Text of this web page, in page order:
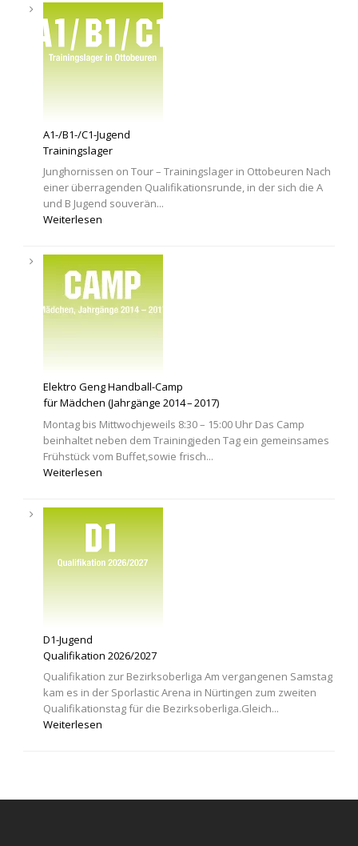
A1-/B1-/C1-Jugend
Trainingslager
Junghornissen on Tour – Trainingslager in Ottobeuren Nach
einer überragenden Qualifikationsrunde, in der sich die A
und B Jugend souverän...
Weiterlesen
Elektro Geng Handball-Camp
für Mädchen (Jahrgänge 2014 – 2017)
Montag bis Mittwochjeweils 8:30 – 15:00 Uhr Das Camp
beinhaltet neben dem Trainingjeden Tag ein gemeinsames
Frühstück vom Buffet,sowie frisch...
Weiterlesen
D1-Jugend
Qualifikation 2026/2027
Qualifikation zur Bezirksoberliga Am vergangenen Samstag
kam es in der Sporlastic Arena in Nürtingen zum zweiten
Qualifikationstag für die Bezirksoberliga.Gleich...
Weiterlesen